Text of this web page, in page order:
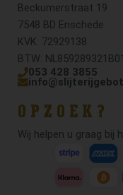
Beckumerstraat 19
7548 BD Enschede
KVK: 72929138
BTW: NL859289321B01
053 428 3855
OPZOEK?
Wij helpen u graag bij